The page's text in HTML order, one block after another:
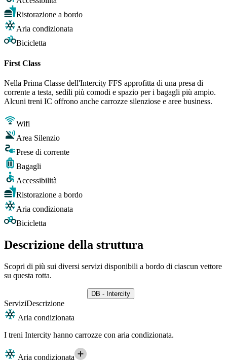
Ristorazione a bordo
Aria condizionata
Bicicletta
First Class
Nella Prima Classe dell'Intercity FFS approfitta di una presa di
corrente a testa, sedili più comodi e spazio per i bagagli più ampio.
Alcuni treni IC offrono anche carrozze silenziose e aree business.
Wifi
Area Silenzio
Prese di corrente
Bagagli
Accessibilità
Ristorazione a bordo
Aria condizionata
Bicicletta
Descrizione della struttura
Scopri di più sui diversi servizi disponibili a bordo di ciascun vettore
su questa rotta.
DB - Intercity
ServiziDescrizione
Aria condizionata
I treni Intercity hanno carrozze con aria condizionata.
Aria condizionata